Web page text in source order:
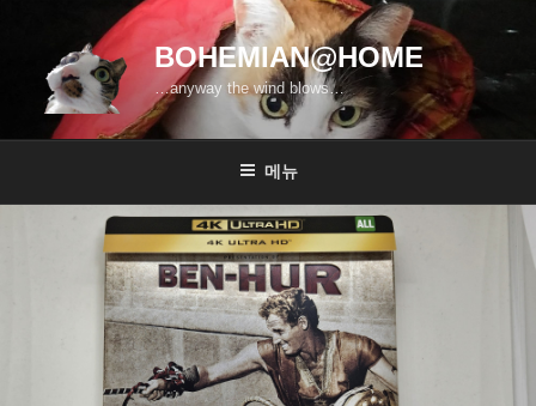
BOHEMIAN@HOME
…anyway the wind blows…
메뉴